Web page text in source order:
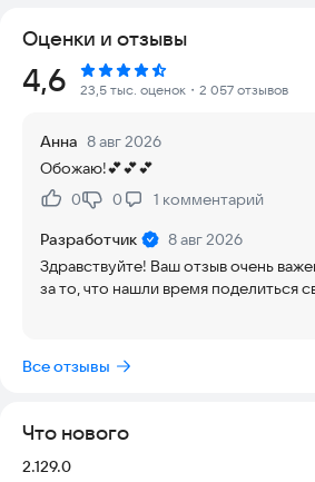
«Реальные пацаны», «Интерны».
• Оригинальные проекты, созданные
Дружба! Жвачка!», «Эпидемия»,
• 60+ ТВ-каналов в прямом эфире:
• Топовый контент от «ИВИ», KION,
• Спортивные трансляции.
Смотрите PREMIER где и когда хотите.
• Доступ с любого устройства:
TV.
• Возможность подключения до 5
• Детский профиль без неподходящего
Выбирайте подписку под свои
Оценки и отзывы
Рейтинг:
4,6 23,5 тыс. оценок ・2 057 отзывов
Анна 8 авг 2026
Обожаю!💕💕💕
Нравится:
0Не нравится:
0 1 комментарий
Разработчик
8 авг 2026
Здравствуйте! Ваш отзыв очень
за то, что нашли время поделиться
Все отзывы
Что нового
Версия:
2.129.0